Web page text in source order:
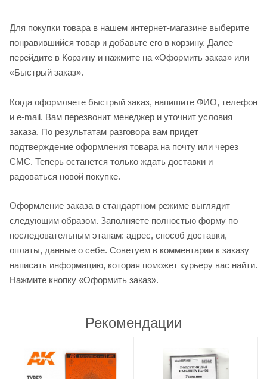
Для покупки товара в нашем интернет-магазине выберите
понравившийся товар и добавьте его в корзину. Далее
перейдите в Корзину и нажмите на «Оформить заказ» или
«Быстрый заказ».
Когда оформляете быстрый заказ, напишите ФИО, телефон
и e-mail. Вам перезвонит менеджер и уточнит условия
заказа. По результатам разговора вам придет
подтверждение оформления товара на почту или через
СМС. Теперь останется только ждать доставки и
радоваться новой покупке.
Оформление заказа в стандартном режиме выглядит
следующим образом. Заполняете полностью форму по
последовательным этапам: адрес, способ доставки,
оплаты, данные о себе. Советуем в комментарии к заказу
написать информацию, которая поможет курьеру вас найти.
Нажмите кнопку «Оформить заказ».
Рекомендации